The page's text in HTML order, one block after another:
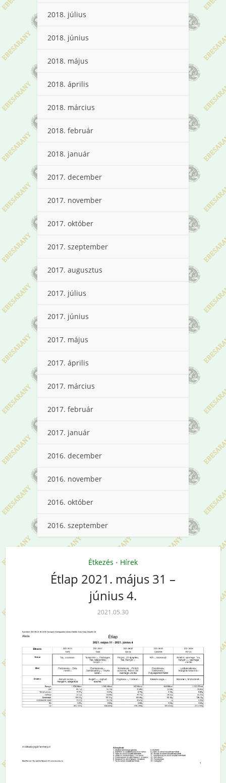
2018. július
2018. június
2018. május
2018. április
2018. március
2018. február
2018. január
2017. december
2017. november
2017. október
2017. szeptember
2017. augusztus
2017. július
2017. június
2017. május
2017. április
2017. március
2017. február
2017. január
2016. december
2016. november
2016. október
2016. szeptember
Étkezés • Hírek
Étlap 2021. május 31 –
június 4.
2021.05.30